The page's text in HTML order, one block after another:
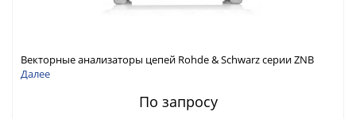
Векторные анализаторы цепей Rohde & Schwarz серии ZNB
3000 с диапазоном частот от 9 кГц до 54 ГГц
Далее
По запросу